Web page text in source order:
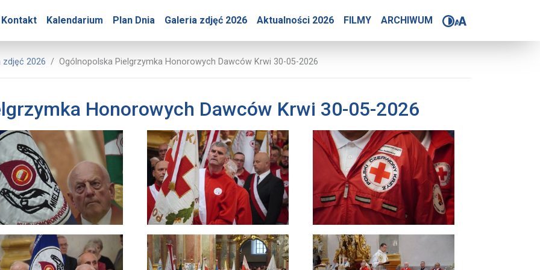
Kontakt Kalendarium Plan Dnia Galeria zdjęć 2026 Aktualności 2026 FILMY ARCHIWUM
– Ogólnopolska Pielgrzymka Honorowych
Jasnej Góry
zdjęć 2026 Ogólnopolska Pielgrzymka Honorowych Dawców Krwi 30-05-2026
Honorowych Dawców Krwi 30-05-2026